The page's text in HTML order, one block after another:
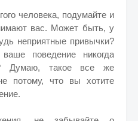
человека, подумайте и
вас. Может быть, у
неприятные привычки?
поведение никогда
Думаю, такое все же
потому, что вы хотите